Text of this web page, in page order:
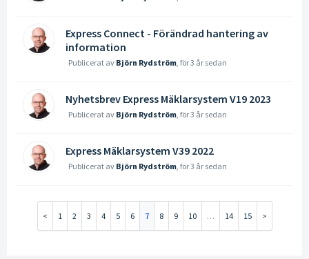
Express Connect - Förändrad hantering av
information
Publicerat av Björn Rydström, för 3 år sedan
Nyhetsbrev Express Mäklarsystem V19 2023
Publicerat av Björn Rydström, för 3 år sedan
Express Mäklarsystem V39 2022
Publicerat av Björn Rydström, för 3 år sedan
1 2 3 4 5 6 7 8 9 10 … 14 15